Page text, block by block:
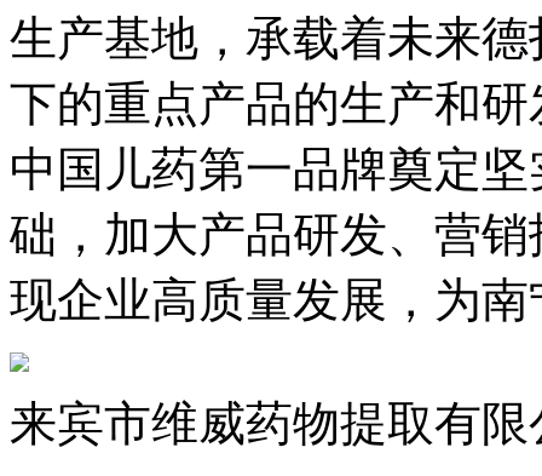
生产基地，承载着未
下的重点产品的生产和研
中国儿药第一品牌奠定
础，加大产品研发、
现企业高质量发展，
来宾市维威药物提取有限